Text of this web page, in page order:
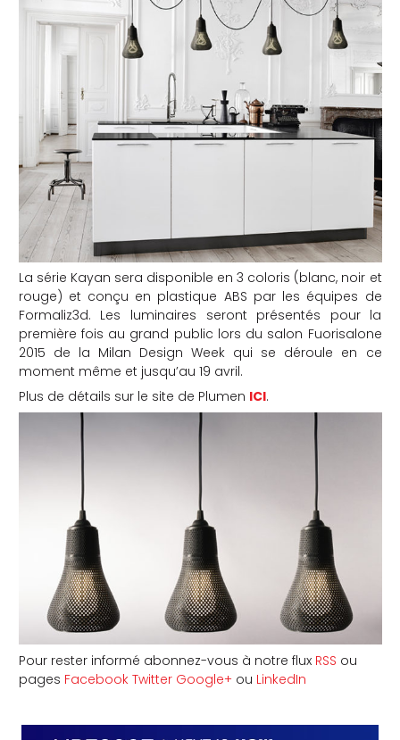
La série Kayan sera disponible en 3 coloris (blanc, noir et
rouge) et conçu en plastique ABS par les équipes de
Formaliz3d. Les luminaires seront présentés pour la
première fois au grand public lors du salon Fuorisalone
2015 de la Milan Design Week qui se déroule en ce
moment même et jusqu’au 19 avril.
Plus de détails sur le site de Plumen ICI.
Pour rester informé abonnez-vous à notre flux RSS ou
pages Facebook Twitter Google+ ou LinkedIn